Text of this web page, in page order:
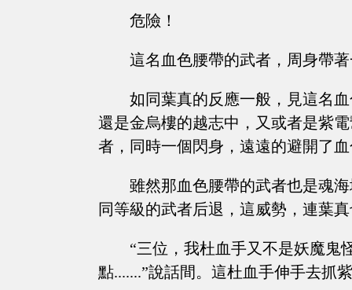
危險！
這名血色腰帶的武者，周身帶
如同葉真的反應一般，見這名
還是金烏樓的越志中，又或者是紫
者，同時一個閃身，遠遠的避開了
雖然那血色腰帶的武者也是魂
同等級的武者后退，這威勢，連葉
“三位，我杜血手又不是妖魔鬼
點.......”說話間。這杜血手伸手去抓